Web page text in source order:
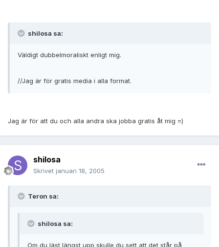
shilosa sa:
Väldigt dubbelmoraliskt enligt mig.
//Jag är för gratis media i alla format.
Jag är för att du och alla andra ska jobba gratis åt mig =)
shilosa
Skrivet januari 18, 2005
Teron sa:
shilosa sa:
Om du läst längst upp skulle du sett att det står på